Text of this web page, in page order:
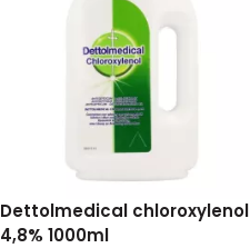
Dettolmedical chloroxylenol
4,8% 1000ml